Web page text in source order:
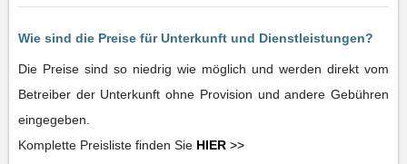
Wie sind die Preise für Unterkunft und Dienstleistungen?
Die Preise sind so niedrig wie möglich und werden direkt vom
Betreiber der Unterkunft ohne Provision und andere Gebühren
eingegeben.
Komplette Preisliste finden Sie HIER >>